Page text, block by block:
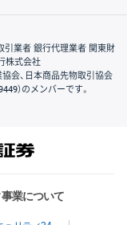
引業者 銀行代理業者 関東財
株式会社
会、日本商品先物取引協会
）のメンバーです。
業について